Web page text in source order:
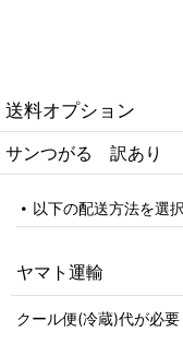
送料オプション
サンつがる 訳あり
以下の配送方法を選
ヤマト運輸
クール便(冷蔵)代が必